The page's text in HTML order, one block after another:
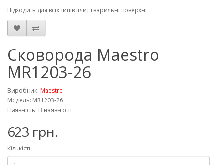
Підходить для всіх типів плит і варильні поверхні
Сковорода Maestro
MR1203-26
Виробник: Maestro
Модель: MR1203-26
Наявність: В наявності
623 грн.
Кількість